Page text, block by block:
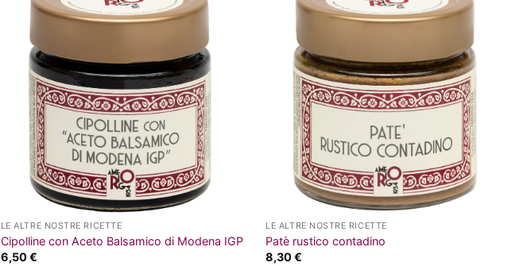
Aggiungi
desideri
LE ALTRE NOSTRE RICETTE
Cipolline con Aceto Balsamico di Modena IGP
6,50€
Aggiungi
desideri
LE ALTRE NOSTRE RICETTE
Patè rustico contadino
8,30€